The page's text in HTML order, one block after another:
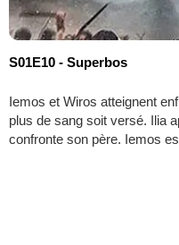
S01E10 - Superbos
Iemos et Wiros atteignent
plus de sang soit versé. Ilia
confronte son père. Iemos